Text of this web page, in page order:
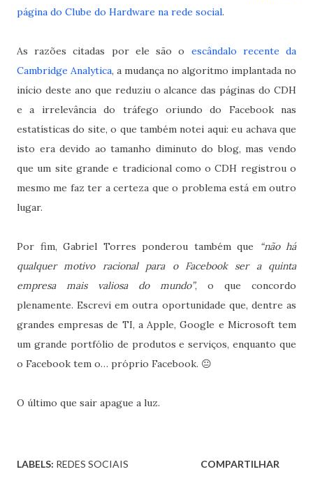
página do Clube do Hardware na rede social.
As razões citadas por ele são o escândalo recente da
Cambridge Analytica, a mudança no algoritmo implantada no
início deste ano que reduziu o alcance das páginas do CDH
e a irrelevância do tráfego oriundo do Facebook nas
estatísticas do site, o que também notei aqui: eu achava que
isto era devido ao tamanho diminuto do blog, mas vendo
que um site grande e tradicional como o CDH registrou o
mesmo me faz ter a certeza que o problema está em outro
lugar.
Por fim, Gabriel Torres ponderou também que
“não há
qualquer motivo racional para o Facebook ser a quinta
empresa mais valiosa do mundo”, o que concordo
plenamente. Escrevi em outra oportunidade que, dentre as
grandes empresas de TI, a Apple, Google e Microsoft tem
um grande portfólio de produtos e serviços, enquanto que
o Facebook tem o… próprio Facebook. 😐
O último que sair apague a luz.
LABELS: REDES SOCIAIS COMPARTILHAR